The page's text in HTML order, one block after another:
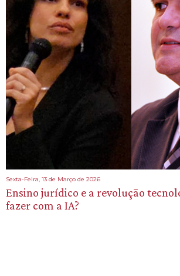
Sexta-Feira, 13 de Março de 2026
Ensino jurídico e a revolução
fazer com a IA?